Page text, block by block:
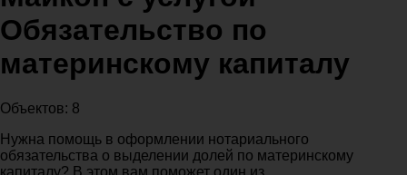
Обязательство по
материнскому капиталу
Объектов: 8
Нужна помощь в оформлении нотариального
обязательства о выделении долей по материнскому
капиталу? В этом вам поможет один из